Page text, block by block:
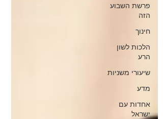
פרשת השבוע
הזה
חינוך
הלכות לשון
הרע
שיעורי משניות
מדע
אחדות עם
ישראל